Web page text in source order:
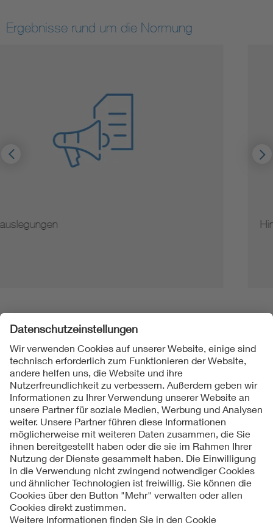
Ergebnisse rund um die Normung
Hinweise zur Vervielfältigung von Normen
Folgen Sie uns
Kontakt
Impressum
Datenschutzinformationen